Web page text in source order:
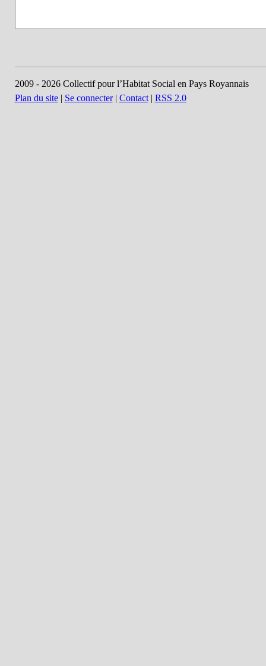
2009 - 2026 Collectif pour l’Habitat Social en Pays Royannais
Plan du site| Se connecter| Contact| RSS 2.0